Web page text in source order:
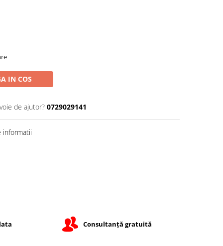
IN COS
de ajutor? 0729029141
informatii
Consultanță gratuită